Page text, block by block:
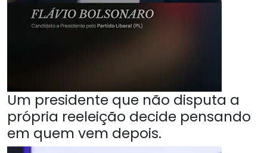
Um presidente que não disputa a
própria reeleição decide pensando
em quem vem depois.